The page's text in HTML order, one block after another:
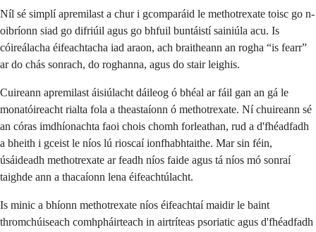
Níl sé simplí apremilast a chur i gcomparáid le methotrexate toisc go n-
oibríonn siad go difriúil agus go bhfuil buntáistí sainiúla acu. Is
cóireálacha éifeachtacha iad araon, ach braitheann an rogha “is fearr”
ar do chás sonrach, do roghanna, agus do stair leighis.
Cuireann apremilast áisiúlacht dáileog ó bhéal ar fáil gan an gá le
monatóireacht rialta fola a theastaíonn ó methotrexate. Ní chuireann sé
an córas imdhíonachta faoi chois chomh forleathan, rud a d'fhéadfadh
a bheith i gceist le níos lú rioscaí ionfhabhtaithe. Mar sin féin,
úsáideadh methotrexate ar feadh níos faide agus tá níos mó sonraí
taighde ann a thacaíonn lena éifeachtúlacht.
Is minic a bhíonn methotrexate níos éifeachtaí maidir le baint
thromchúiseach comhpháirteach in airtríteas psoriatic agus d'fhéadfadh